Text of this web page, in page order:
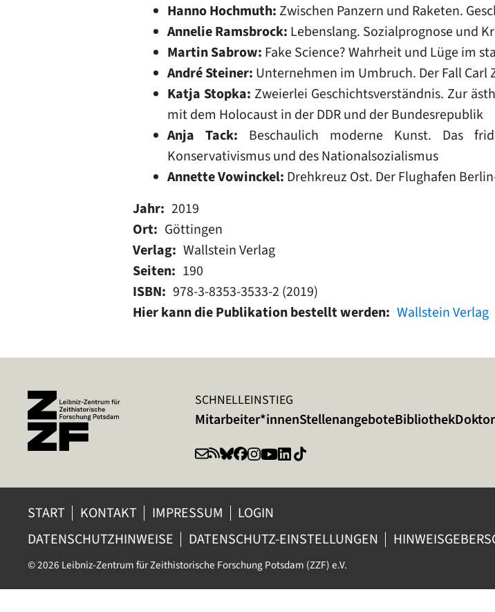
Hanno Hochmuth:Zwischen Panzern und Raketen.
Annelie Ramsbrock: Lebenslang. Sozialprognose und
Martin Sabrow: Fake Science? Wahrheit und Lüge im
André Steiner: Unternehmen im Umbruch. Der Fall Carl
Katja Stopka: Zweierlei Geschichtsverständnis. Zur
mit dem Holocaust in der DDR und der Bundesrepublik
Anja Tack: Beschaulich moderne Kunst. Das
Konservativismus und des Nationalsozialismus
Annette Vowinckel: Drehkreuz Ost. Der Flughafen
Jahr 2019
Ort
Göttingen
Verlag Wallstein Verlag
Seiten
190
ISBN
978-3-8353-3533-2 (2019)
Hier kann die Publikation bestellt werden Wallstein Verlag
SCHNELLEINSTIEG
Mitarbeiter*innenStellenangeboteBibliothek
START KONTAKT IMPRESSUM
LOGIN
DATENSCHUTZHINWEISE
DATENSCHUTZ-EINSTELLUNGEN
© 2026 Leibniz-Zentrum für Zeithistorische Forschung Potsdam (ZZF) e.V.